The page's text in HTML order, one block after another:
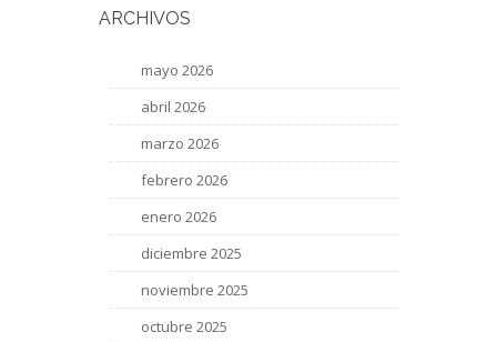
ARCHIVOS
mayo 2026
abril 2026
marzo 2026
febrero 2026
enero 2026
diciembre 2025
noviembre 2025
octubre 2025